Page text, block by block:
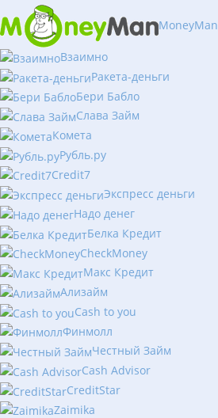
MoneyMan
Взаимно
Ракета-деньги
Бери Бабло
Слава Займ
Комета
Рубль.ру
Сredit7
Экспресс деньги
Надо денег
Белка Кредит
CheckMoney
Макс Кредит
Ализайм
Сash to you
Финмолл
Честный Займ
Cash Advisor
CreditStar
Zaimika